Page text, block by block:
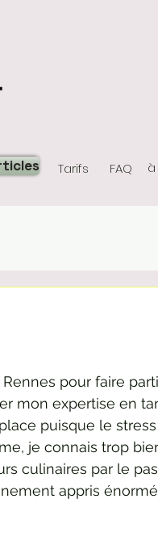
Tarifs FAQ
pour faire
mon expertise en
puisque le
je connais trop
culinaires par le
appris